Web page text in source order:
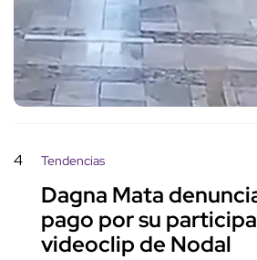
4 Tendencias
Dagna Mata
pago por su
videoclip de Nodal